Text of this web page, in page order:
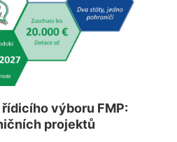
výboru FMP:
projektů